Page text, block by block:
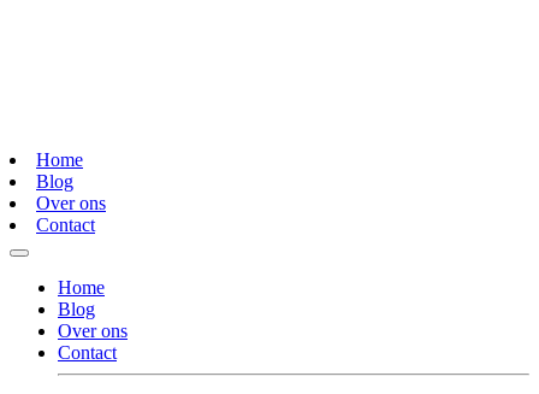
Home
Blog
Over ons
Contact
Home
Blog
Over ons
Contact